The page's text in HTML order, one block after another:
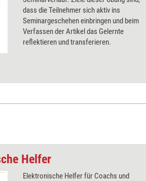
dass die Teilnehmer sich aktiv ins
Seminargeschehen einbringen und beim
Verfassen der Artikel das Gelernte
reflektieren und transferieren.
Helfer
Elektronische Helfer für Coachs und